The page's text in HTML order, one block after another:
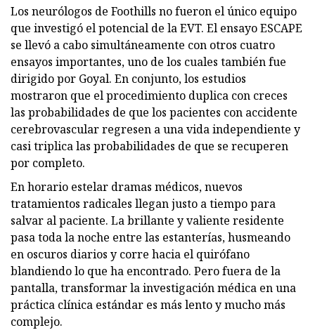
Los neurólogos de Foothills no fueron el único equipo
que investigó el potencial de la EVT. El ensayo ESCAPE
se llevó a cabo simultáneamente con otros cuatro
ensayos importantes, uno de los cuales también fue
dirigido por Goyal. En conjunto, los estudios
mostraron que el procedimiento duplica con creces
las probabilidades de que los pacientes con accidente
cerebrovascular regresen a una vida independiente y
casi triplica las probabilidades de que se recuperen
por completo.
En horario estelar dramas médicos, nuevos
tratamientos radicales llegan justo a tiempo para
salvar al paciente. La brillante y valiente residente
pasa toda la noche entre las estanterías, husmeando
en oscuros diarios y corre hacia el quirófano
blandiendo lo que ha encontrado. Pero fuera de la
pantalla, transformar la investigación médica en una
práctica clínica estándar es más lento y mucho más
complejo.